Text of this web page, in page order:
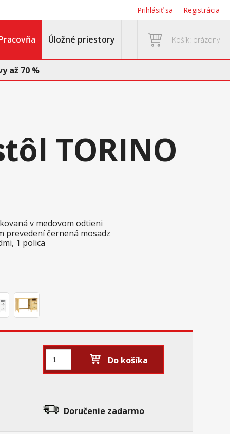
Prihlásiť sa Registrácia
Úložné priestory Košík: prázdny
až 70 %
TORINO
v medovom odtieni
prevedení černená mosadz
1 polica
Do košíka
Doručenie zadarmo